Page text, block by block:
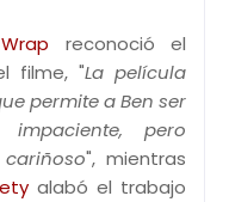
reconoció el
filme, "La película
permite a Ben ser
impaciente, pero
", mientras
alabó el trabajo